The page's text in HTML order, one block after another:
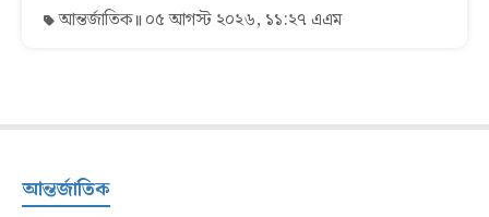
আন্তর্জাতিক ০৫ আগস্ট ২০২৬, ১১:২৭ এএম
আন্তর্জাতিক